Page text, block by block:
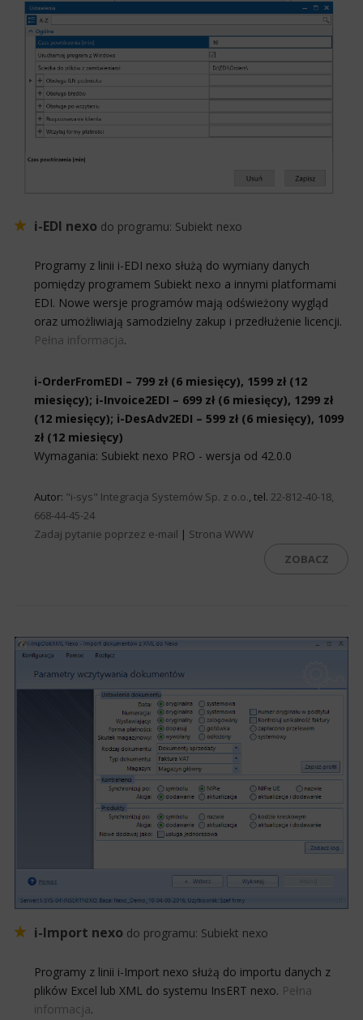
i-EDI nexo do programu: Subiekt nexo
Programy z linii i-EDI nexo służą do wymiany danych
pomiędzy programem Subiekt nexo a innymi platformami
EDI. Nowe wersje programów mają odświeżony wygląd
oraz umożliwiają samodzielny zakup i przedłużenie licencji.
Pełna informacja.
i-OrderFromEDI – 799 zł (6 miesięcy), 1599 zł (12
miesięcy); i-Invoice2EDI – 699 zł (6 miesięcy), 1299 zł
(12 miesięcy); i-DesAdv2EDI – 599 zł (6 miesięcy), 1099
zł (12 miesięcy)
Wymagania: Subiekt nexo PRO - wersja od 42.0.0
Autor: "i-sys" Integracja Systemów Sp. z o.o., tel. 22-812-40-18,
668-44-45-24
Zadaj pytanie poprzez e-mail | Strona WWW
ZOBACZ
i-Import nexo do programu: Subiekt nexo
Programy z linii i-Import nexo służą do importu danych z
plików Excel lub XML do systemu InsERT nexo. Pełna
informacja.